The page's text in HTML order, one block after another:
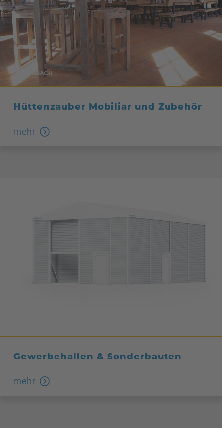
Hüttenzauber Mobiliar und Zubehör
mehr
Gewerbehallen & Sonderbauten
mehr